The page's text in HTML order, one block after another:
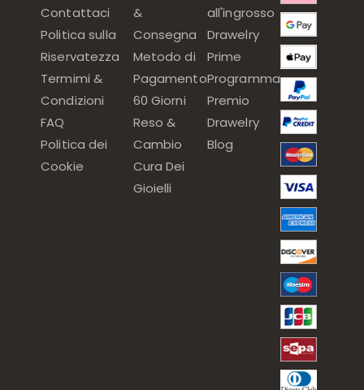
Contattaci
Politica sulla
Riservatezza
Termimi &
Condizioni
FAQ
Politica dei
Cookie
&
Consegna
Metodo di
Pagamento
60 Giorni
Reso &
Cambio
Cura Dei
Gioielli
all'ingrosso
Drawelry
Prime
Programma
Premio
Drawelry
Blog